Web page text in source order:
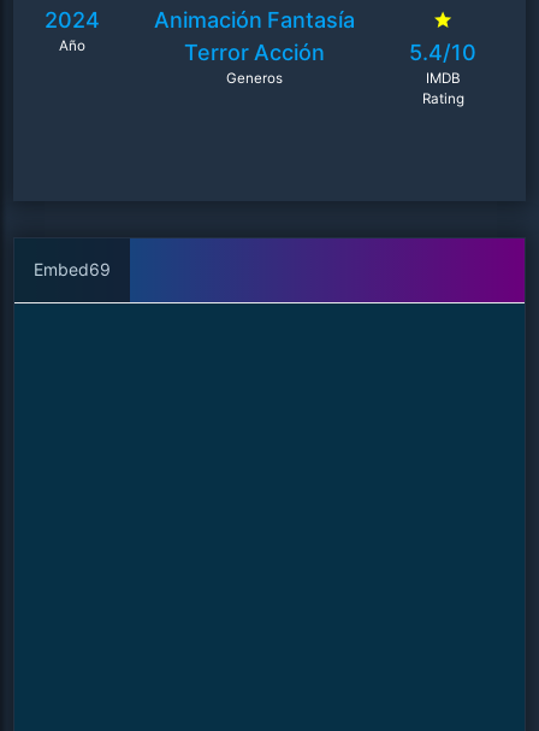
2024
Año
Animación Fantasía
Terror Acción
Generos
5.4/10
IMDB
Rating
Embed69